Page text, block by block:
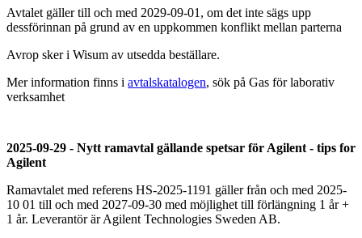
Avtalet gäller till och med 2029-09-01, om det inte sägs upp
dessförinnan på grund av en uppkommen konflikt mellan parterna
Avrop sker i Wisum av utsedda beställare.
Mer information finns i avtalskatalogen, sök på Gas för laborativ
verksamhet
2025-09-29 - Nytt ramavtal gällande spetsar för Agilent - tips for
Agilent
Ramavtalet med referens HS-2025-1191 gäller från och med 2025-
10 01 till och med 2027-09-30 med möjlighet till förlängning 1 år +
1 år. Leverantör är Agilent Technologies Sweden AB.